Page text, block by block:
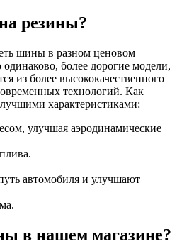
резины?
шины в разном ценовом
более дорогие модели,
из более высококачественного
технологий. Как
характеристиками:
улучшая аэродинамические
автомобиля и улучшают
в нашем магазине?